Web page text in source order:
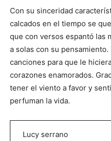
Con su sinceridad
calcados en el tiempo se
que con versos espantó las
a solas con su
canciones para que le
corazones enamorados.
tener el viento a favor y
perfuman la vida.
Lucy serrano